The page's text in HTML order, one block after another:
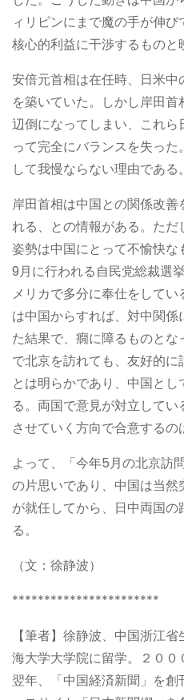
ィリピンにまで魔の手が伸
核心的利益に干渉するものと
安倍元首相は在任時、日米
を築いていた。しかし岸田
辺倒になってしまい、これら
って完全にバランスを失っ
して我慢ならない理由である。
岸田首相は中国との関係改
れる、との情報がある。た
姿勢は中国にとって不愉快
9月に行われる自民党総裁選
メリカで多分に奉仕をして
は中国からすれば、対中関
た結果で、癇に障るものと
で北京を訪れても、友好的
とは明らかであり、中国と
る。両国で意見が対立して
させていく方向で合意するの
よって、「今年5月の北京訪
の片思いであり、中国は当
が就任してから、日中両国
る。
（文：徐静波）
***********************
【筆者】徐静波、中国浙江
海大学大学院に留学。２００
翌年、「中国経済新聞」を